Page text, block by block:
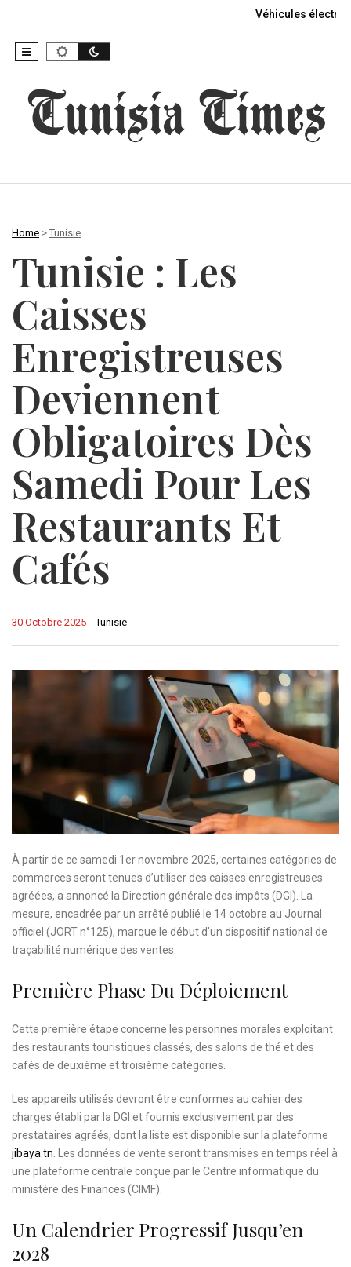
Véhicules
Home > Tunisie
Tunisie : Les
Caisses
Enregistreuses
Deviennent
Obligatoires Dès
Samedi Pour Les
Restaurants Et
Cafés
-Tunisie
30 Octobre 2025
À partir de ce samedi 1er novembre 2025, certaines catégories de
commerces seront tenues d’utiliser des caisses enregistreuses
agréées, a annoncé la Direction générale des impôts (DGI). La
mesure, encadrée par un arrêté publié le 14 octobre au Journal
officiel (JORT n°125), marque le début d’un dispositif national de
traçabilité numérique des ventes.
Première Phase Du Déploiement
Cette première étape concerne les personnes morales exploitant
des restaurants touristiques classés, des salons de thé et des
cafés de deuxième et troisième catégories.
Les appareils utilisés devront être conformes au cahier des
charges établi par la DGI et fournis exclusivement par des
prestataires agréés, dont la liste est disponible sur la plateforme
jibaya.tn. Les données de vente seront transmises en temps réel à
une plateforme centrale conçue par le Centre informatique du
ministère des Finances (CIMF).
Un Calendrier Progressif Jusqu’en
2028